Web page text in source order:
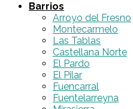
Barrios
Arroyo del Fresno
Montecarmelo
Las Tablas
Castellana Norte
El Pardo
El Pilar
Fuencarral
Fuentelarreyna